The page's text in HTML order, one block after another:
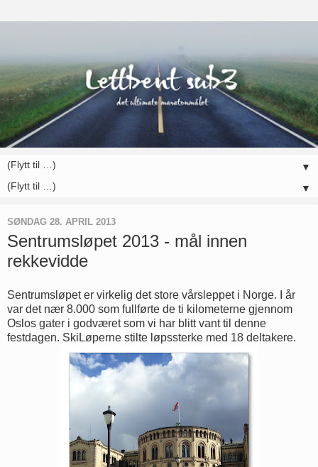
▼
▼
SØNDAG 28. APRIL 2013
Sentrumsløpet 2013 - mål innen
rekkevidde
Sentrumsløpet er virkelig det store vårsleppet i Norge. I år
var det nær 8.000 som fullførte de ti kilometerne gjennom
Oslos gater i godværet som vi har blitt vant til denne
festdagen. SkiLøperne stilte løpssterke med 18 deltakere.